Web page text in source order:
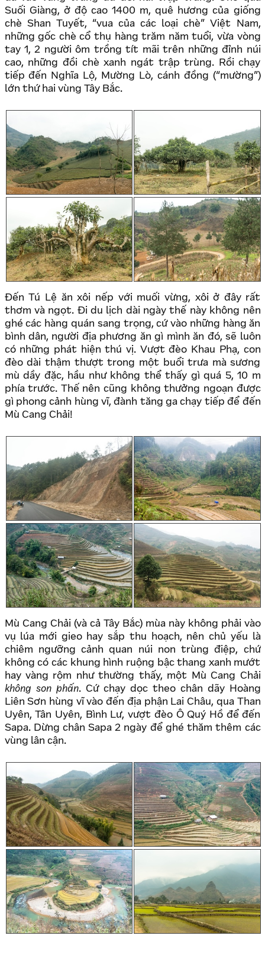
Suối Giàng, ở độ cao 1400 m, quê hương của giống
chè Shan Tuyết, “vua của các loại chè” Việt Nam,
những gốc chè cổ thụ hàng trăm năm tuổi, vừa vòng
tay 1, 2 người ôm trồng tít mãi trên những đỉnh núi
cao, những đồi chè xanh ngát trập trùng. Rồi chạy
tiếp đến Nghĩa Lộ, Mường Lò, cánh đồng (“mường”)
lớn thứ hai vùng Tây Bắc.
Đến Tú Lệ ăn xôi nếp với muối vừng, xôi ở đây rất
thơm và ngọt. Đi du lịch dài ngày thế này không nên
ghé các hàng quán sang trọng, cứ vào những hàng ăn
bình dân, người địa phương ăn gì mình ăn đó, sẽ luôn
có những phát hiện thú vị. Vượt đèo Khau Phạ, con
đèo dài thậm thượt trong một buổi trưa mà sương
mù dầy đặc, hầu như không thể thấy gì quá 5, 10 m
phía trước. Thế nên cũng không thưởng ngoạn được
gì phong cảnh hùng vĩ, đành tăng ga chạy tiếp để đến
Mù Cang Chải!
Mù Cang Chải (và cả Tây Bắc) mùa này không phải vào
vụ lúa mới gieo hay sắp thu hoạch, nên chủ yếu là
chiêm ngưỡng cảnh quan núi non trùng điệp, chứ
không có các khung hình ruộng bậc thang xanh mướt
hay vàng rộm như thường thấy, một Mù Cang Chải
không son phấn. Cứ chạy dọc theo chân dãy Hoàng
Liên Sơn hùng vĩ vào đến địa phận Lai Châu, qua Than
Uyên, Tân Uyên, Bình Lư, vượt đèo Ô Quý Hồ để đến
Sapa. Dừng chân Sapa 2 ngày để ghé thăm thêm các
vùng lân cận.